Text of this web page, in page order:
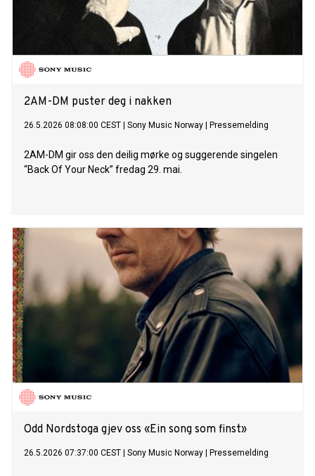
2AM-DM puster deg i nakken
26.5.2026 08:08:00 CEST Sony Music Norway Pressemelding
2AM-DM gir oss den deilig mørke og suggerende singelen
“Back Of Your Neck” fredag 29. mai.
Odd Nordstoga gjev oss «Ein song som finst»
26.5.2026 07:37:00 CEST Sony Music Norway Pressemelding